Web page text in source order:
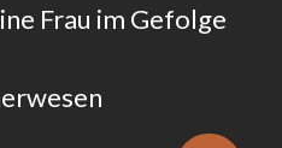
Frau im Gefolge